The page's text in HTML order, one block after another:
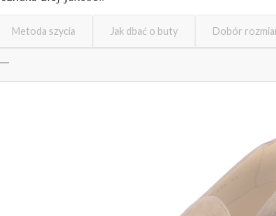
Metoda szycia Jak dbać o buty Dobór